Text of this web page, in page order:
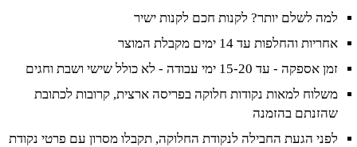
למה לשלם יותר? לקנות חכם לקנות ישיר
אחריות והחלפות עד 14 ימים מקבלת המוצר
זמן אספקה - עד 15-20 ימי עבודה - לא כולל שישי ושבת וחגים
משלוח למאות נקודות חלוקה בפריסה ארצית, קרובות לכתובת
שהזנתם בהזמנה
לפני הגעת החבילה לנקודת החלוקה, תקבלו מסרון עם פרטי נקודת